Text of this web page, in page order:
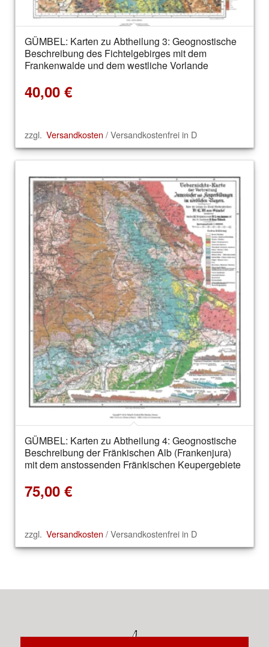
GÜMBEL: Karten zu Abtheilung 3: Geognostische
Beschreibung des Fichtelgebirges mit dem
Frankenwalde und dem westliche Vorlande
40,00 €
zzgl. Versandkosten / Versandkostenfrei in D
GÜMBEL: Karten zu Abtheilung 4: Geognostische
Beschreibung der Fränkischen Alb (Frankenjura)
mit dem anstossenden Fränkischen Keupergebiete
75,00 €
zzgl. Versandkosten / Versandkostenfrei in D